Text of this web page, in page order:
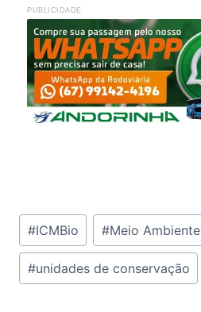
PUBLICIDADE
Tags
do
Post:
#ICMBio #Meio Ambiente
#unidades de conservação